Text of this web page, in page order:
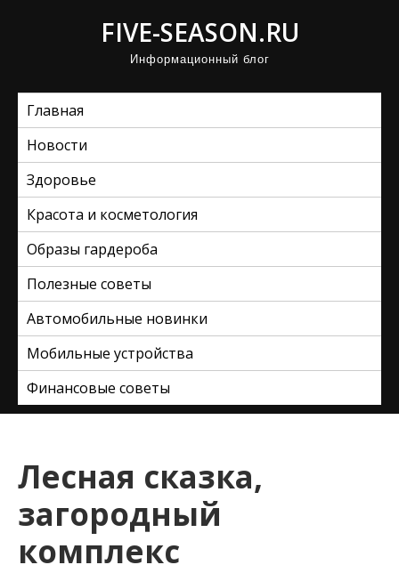
и
FIVE-SEASON.RU
Информационный блог
Главная
Новости
Здоровье
Красота и косметология
Образы гардероба
Полезные советы
Автомобильные новинки
Мобильные устройства
Финансовые советы
Лесная сказка,
загородный
комплекс